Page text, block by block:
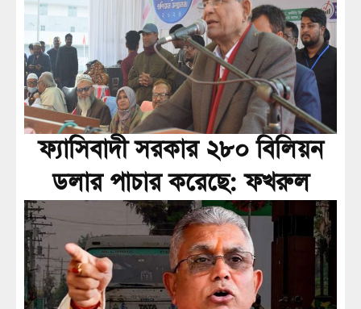
ফ্যাসিবাদী সরকার ২৮০ বিলিয়ন
ডলার পাচার করেছে: ফখরুল